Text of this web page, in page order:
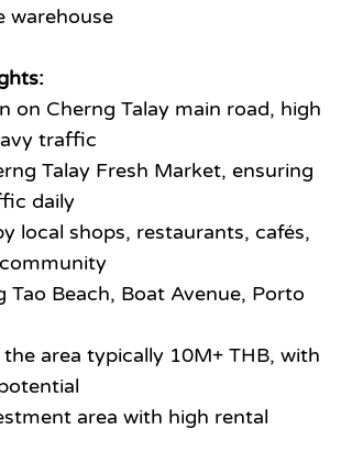
warehouse
on Cherng Talay main road, high
traffic
Talay Fresh Market, ensuring
daily
local shops, restaurants, cafés,
Tao Beach, Boat Avenue, Porto
area typically 10M+ THB, with
area with high rental